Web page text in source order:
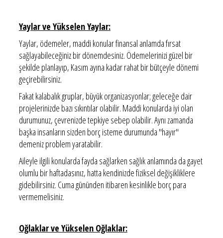
Yaylar ve Yükselen Yaylar:
Yaylar, ödemeler, maddi konular finansal anlamda fırsat
sağlayabileceğiniz bir dönemdesiniz. Ödemelerinizi güzel bir
şekilde planlayıp, Kasım ayına kadar rahat bir bütçeyle dönemi
geçirebilirsiniz.
Fakat kalabalık gruplar, büyük organizasyonlar; geleceğe dair
projelerinizde bazı sıkıntılar olabilir. Maddi konularda iyi olan
durumunuz, çevrenizde tepkiye sebep olabilir. Aynı zamanda
başka insanların sizden borç isteme durumunda "hayır"
demeniz problem yaratabilir.
Aileyle ilgili konularda fayda sağlarken sağlık anlamında da gayet
olumlu bir haftadasınız, hatta kendinizde fiziksel değişikliklere
gidebilirsiniz. Cuma gününden itibaren kesinlikle borç para
vermemelisiniz.
Oğlaklar ve Yükselen Oğlaklar: